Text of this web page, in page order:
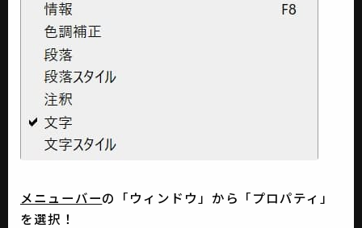
メニューバーの「ウィンドウ」から「プロパティ」
を選択！